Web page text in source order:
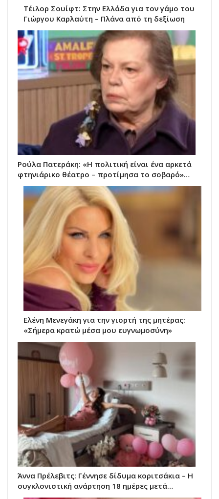
Τέιλορ Σουίφτ: Στην Ελλάδα για τον γάμο του
Γιώργου Καρλαύτη – Πλάνα από τη δεξίωση
Ρούλα Πατεράκη: «Η πολιτική είναι ένα αρκετά
φτηνιάρικο θέατρο – προτίμησα το σοβαρό»…
Ελένη Μενεγάκη για την γιορτή της μητέρας:
«Σήμερα κρατώ μέσα μου ευγνωμοσύνη»
Άννα Πρέλεβιτς: Γέννησε δίδυμα κοριτσάκια – Η
συγκλονιστική ανάρτηση 18 ημέρες μετά…